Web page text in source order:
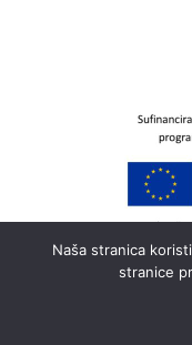
Naša stranica
stranice